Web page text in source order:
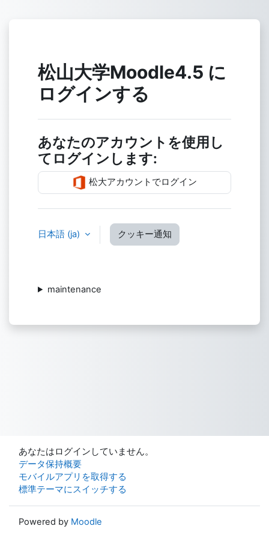
松山大学Moodle4.5 に
ログインする
あなたのアカウントを使用し
てログインします:
松大アカウントでログイン
日本語 ‎(ja)‎ クッキー通知
maintenance
あなたはログインしていません。
データ保持概要
モバイルアプリを取得する
標準テーマにスイッチする
Powered by Moodle